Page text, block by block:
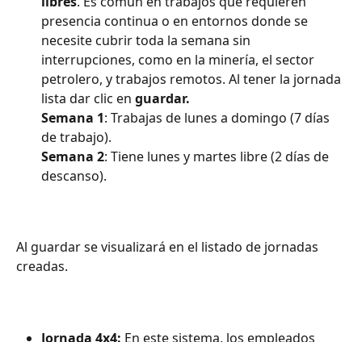
presencia continua o en entornos donde se
necesite cubrir toda la semana sin
interrupciones, como en la minería, el sector
petrolero, y trabajos remotos. Al tener la jornada
lista dar clic en guardar.
Semana 1: Trabajas de lunes a domingo (7 días
de trabajo).
Semana 2: Tiene lunes y martes libre (2 días de
descanso).
Al guardar se visualizará en el listado de jornadas
creadas.
Jornada 4x4: En este sistema, los empleados